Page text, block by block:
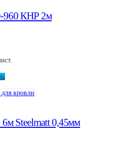
имеет
несколько
960 КНР 2м
–
₽
Этот
имеет
Опции
Steelmatt 0,45мм